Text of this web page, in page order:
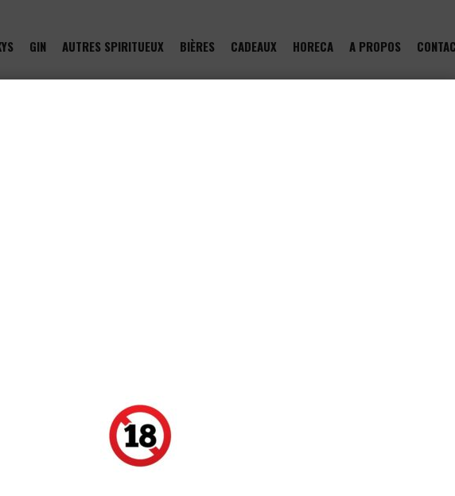
GIN AUTRES SPIRITUEUX BIÈRES CADEAUX HORECA A PROPOS
in